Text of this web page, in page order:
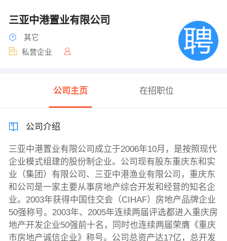
三亚中港置业有限公司
其它
私营企业
公司主页 在招职位
公司介绍
三亚中港置业有限公司成立于2006年10月，是按照现代
企业模式组建的股份制企业。公司现有股东重庆东和实
业（集团）有限公司、三亚中港渔业有限公司，重庆东
和公司是一家主要从事房地产综合开发和经营的知名企
业。2003年获得中国住交会（CIHAF）房地产品牌企业
50强称号。2003年、2005年连续两届评选都进入重庆房
地产开发企业50强前十名，同时也连续两届荣膺《重庆
市房地产诚信企业》称号。公司总资产达17亿，总开发